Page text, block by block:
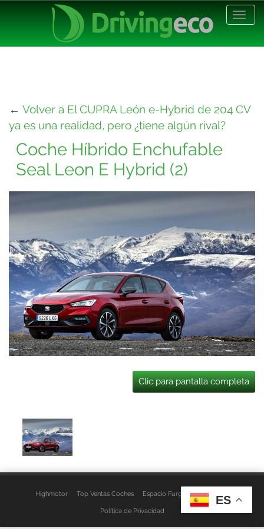
← Volver a El CUPRA León e-Hybrid de 204 CV
ya es una realidad, pero ¿tiene algún rival?
Coche Híbrido Enchufable
Seal Leon E Hybrid (2)
Clic para pantalla completa
Highmotor Top Ventas Coches Espacio Furgo Aviso Legal
Política de Privacidad
ES